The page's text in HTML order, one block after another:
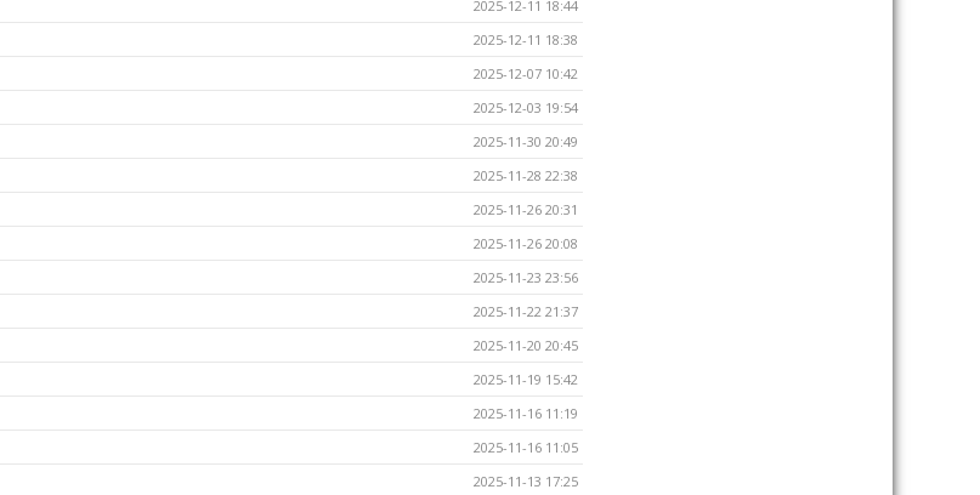
2025-12-11 18:44
2025-12-11 18:38
2025-12-07 10:42
2025-12-03 19:54
2025-11-30 20:49
2025-11-28 22:38
2025-11-26 20:31
2025-11-26 20:08
2025-11-23 23:56
2025-11-22 21:37
2025-11-20 20:45
2025-11-19 15:42
2025-11-16 11:19
2025-11-16 11:05
2025-11-13 17:25